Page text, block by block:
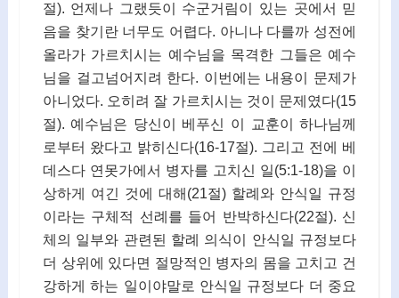
절). 언제나 그랬듯이 수군거림이 있는 곳에서 믿
음을 찾기란 너무도 어렵다. 아니나 다를까 성전에
올라가 가르치시는 예수님을 목격한 그들은 예수
님을 걸고넘어지려 한다. 이번에는 내용이 문제가
아니었다. 오히려 잘 가르치시는 것이 문제였다(15
절). 예수님은 당신이 베푸신 이 교훈이 하나님께
로부터 왔다고 밝히신다(16-17절). 그리고 전에 베
데스다 연못가에서 병자를 고치신 일(5:1-18)을 이
상하게 여긴 것에 대해(21절) 할례와 안식일 규정
이라는 구체적 선례를 들어 반박하신다(22절). 신
체의 일부와 관련된 할례 의식이 안식일 규정보다
더 상위에 있다면 절망적인 병자의 몸을 고치고 건
강하게 하는 일이야말로 안식일 규정보다 더 중요